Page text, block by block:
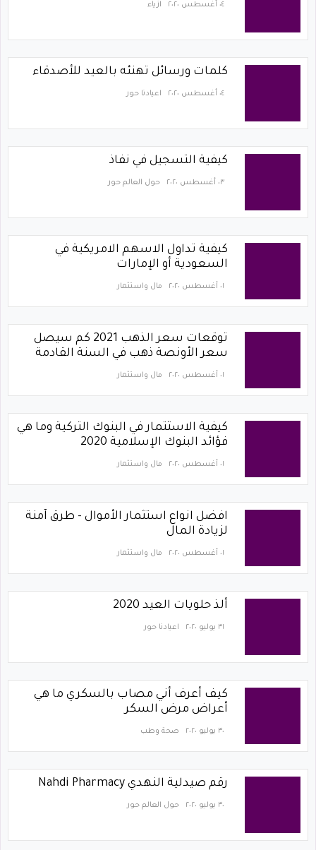
٠٤ أغسطس ٢٠٢٠ ازياء
كلمات ورسائل تهنئه بالعيد للأصدقاء
٠٤ أغسطس ٢٠٢٠ اعيادنا حور
٠٣ أغسطس ٢٠٢٠ حول العالم حور
كيفية تداول الاسهم الامريكية في
السعودية أو الإمارات
٠١ أغسطس ٢٠٢٠ مال واستثمار
توقعات سعر الذهب 2021 كم سيصل
سعر الأونصة ذهب في السنة القادمة
٠١ أغسطس ٢٠٢٠ مال واستثمار
كيفية الاسثتمار في البنوك التركية وما هي
فؤائد البنوك الإسلامية 2020
٠١ أغسطس ٢٠٢٠ مال واستثمار
افضل انواع استثمار الأموال - طرق آمنة
لزيادة المال
٠١ أغسطس ٢٠٢٠ مال واستثمار
ألذ حلويات العيد 2020
٣١ يوليو ٢٠٢٠ اعيادنا حور
كيف أعرف أني مصاب بالسكري ما هي
أعراض مرض السكر
٣٠ يوليو ٢٠٢٠ صحة وطب
رقم صيدلية النهدي Nahdi Pharmacy
٣٠ يوليو ٢٠٢٠ حول العالم حور